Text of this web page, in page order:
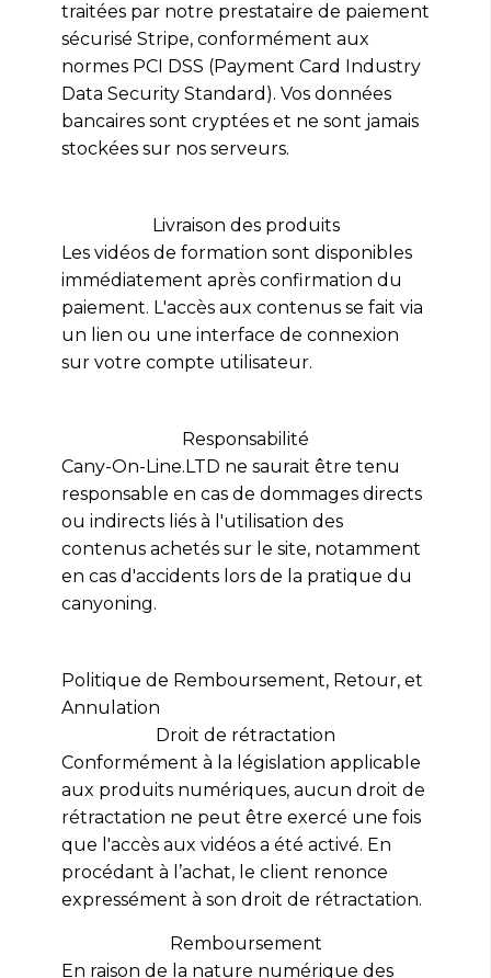
traitées par notre prestataire de paiement
sécurisé Stripe, conformément aux
normes PCI DSS (Payment Card Industry
Data Security Standard). Vos données
bancaires sont cryptées et ne sont jamais
stockées sur nos serveurs.
Livraison des produits
Les vidéos de formation sont disponibles
immédiatement après confirmation du
paiement. L'accès aux contenus se fait via
un lien ou une interface de connexion
sur votre compte utilisateur.
Responsabilité
Cany-On-Line.LTD ne saurait être tenu
responsable en cas de dommages directs
ou indirects liés à l'utilisation des
contenus achetés sur le site, notamment
en cas d'accidents lors de la pratique du
canyoning.
Politique de Remboursement, Retour, et
Annulation
Droit de rétractation
Conformément à la législation applicable
aux produits numériques, aucun droit de
rétractation ne peut être exercé une fois
que l'accès aux vidéos a été activé. En
procédant à l’achat, le client renonce
expressément à son droit de rétractation.
Remboursement
En raison de la nature numérique des